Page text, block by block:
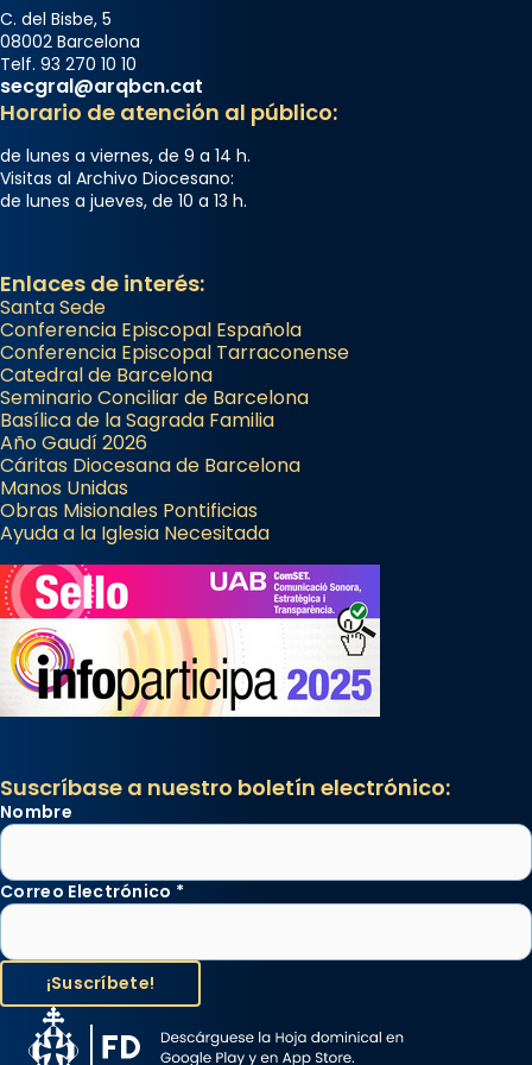
C. del Bisbe, 5
08002 Barcelona
Telf. 93 270 10 10
secgral@arqbcn.cat
Horario de atención al público:
de lunes a viernes, de 9 a 14 h.
Visitas al Archivo Diocesano:
de lunes a jueves, de 10 a 13 h.
Enlaces de interés:
Santa Sede
Conferencia Episcopal Española
Conferencia Episcopal Tarraconense
Catedral de Barcelona
Seminario Conciliar de Barcelona
Basílica de la Sagrada Familia
Año Gaudí 2026
Cáritas Diocesana de Barcelona
Manos Unidas
Obras Misionales Pontificias
Ayuda a la Iglesia Necesitada
Suscríbase a nuestro boletín electrónico:
Nombre
Correo Electrónico *